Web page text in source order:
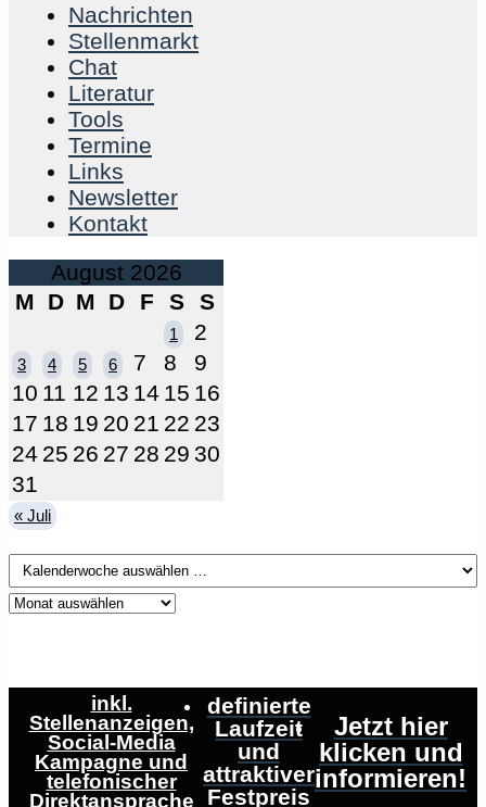
Nachrichten
Stellenmarkt
Chat
Literatur
Tools
Termine
Links
Newsletter
Kontakt
August 2026
M
D M D F S S
1 2
3 4 5 6 7 8
9
10 11 12 13 14 15 16
17 18 19 20 21 22 23
24 25 26 27 28 29 30
31
« Juli
inkl.
Stellenanzeigen,
Social-Media
Kampagne und
telefonischer
Direktansprache
definierte
Laufzeit
und
attraktiver
Festpreis
Jetzt hier
klicken und
informieren!